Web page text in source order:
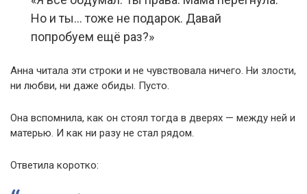
Но и ты… тоже не подарок. Давай
попробуем ещё раз?»
Анна читала эти строки и не чувствовала ничего. Ни злости,
ни любви, ни даже обиды. Пусто.
Она вспомнила, как он стоял тогда в дверях — между ней и
матерью. И как ни разу не стал рядом.
Ответила коротко: